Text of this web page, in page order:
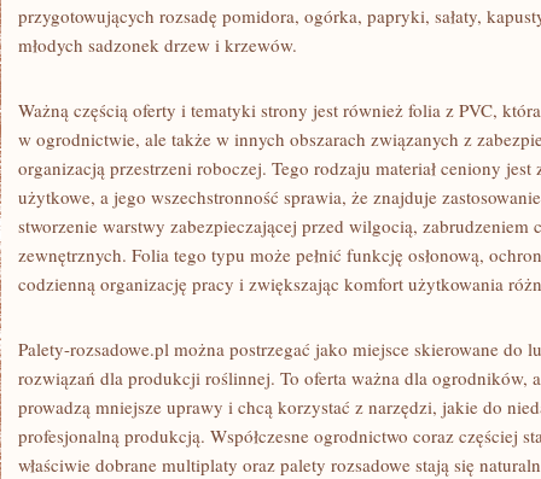
przygotowujących rozsadę pomidora, ogórka, papryki, sałaty,
młodych sadzonek drzew i krzewów.
Ważną częścią oferty i tematyki strony jest również folia z PVC,
w ogrodnictwie, ale także w innych obszarach związanych z
organizacją przestrzeni roboczej. Tego rodzaju materiał ceniony jest
użytkowe, a jego wszechstronność sprawia, że znajduje
stworzenie warstwy zabezpieczającej przed wilgocią, zabrudzeniem
zewnętrznych. Folia tego typu może pełnić funkcję osłonową,
codzienną organizację pracy i zwiększając komfort użytkowania
Palety-rozsadowe.pl można postrzegać jako miejsce skierowane do
rozwiązań dla produkcji roślinnej. To oferta ważna dla ogrodników,
prowadzą mniejsze uprawy i chcą korzystać z narzędzi, jakie do
profesjonalną produkcją. Współczesne ogrodnictwo coraz częściej
właściwie dobrane multiplaty oraz palety rozsadowe stają się